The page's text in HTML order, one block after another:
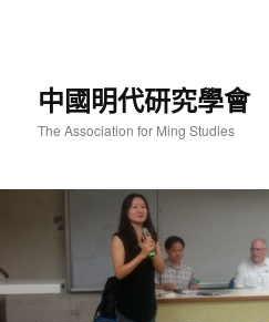
中國明代研究學會
The Association for Ming Studies